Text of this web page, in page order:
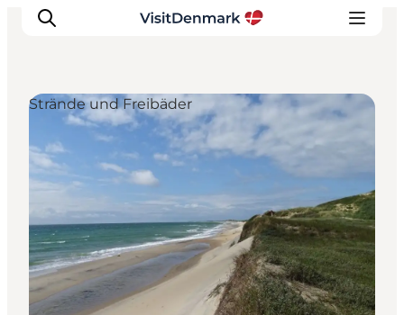
Inspiration
Regionen
Erlebnisse
Unterkünfte
Reiseplanung
Strände und Freibäder